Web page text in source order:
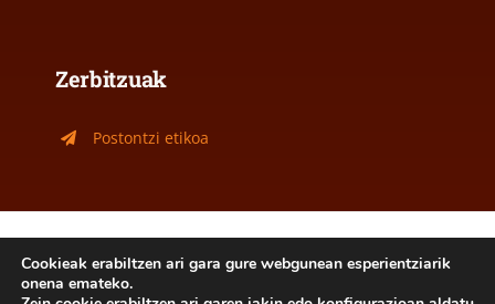
Zerbitzuak
Postontzi etikoa
2026- Jakintza Ikastola Ordizia - Hemengo edukiak
Cookieak erabiltzen ari gara gure webgunean esperientziarik
onena emateko.